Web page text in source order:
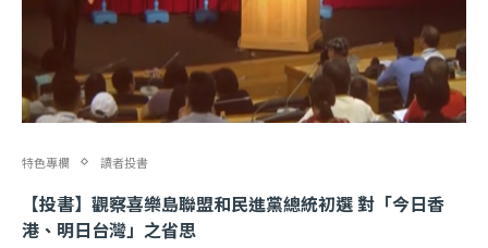
特色專欄 讀者投書
【投書】觀察喜樂島聯盟和民進黨總統初選 對「今日香
港、明日台灣」之省思